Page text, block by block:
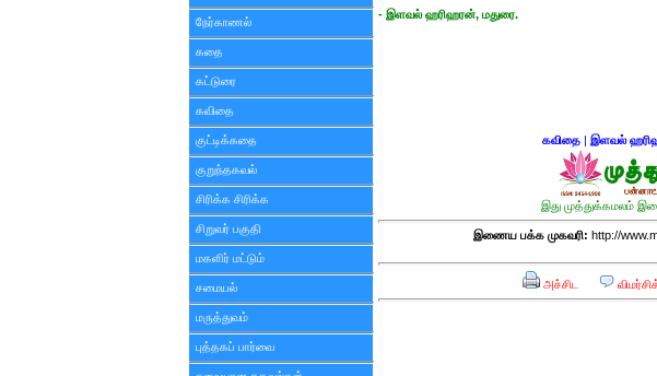
நேர்காணல்
கதை
கட்டுரை
கவிதை
குட்டிக்கதை
குறுந்தகவல்
சிரிக்க சிரிக்க
சிறுவர் பகுதி
மகளிர் மட்டும்
சமையல்
மருத்துவம்
புத்தகப் பார்வை
- இளவல் ஹரிஹரன், மதுரை.
கவிதை| இளவல்
இது முத்துக்கமலம்
இணைய பக்க முகவரி: http://
அச்சிட